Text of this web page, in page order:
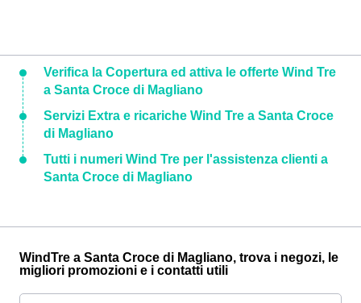
Verifica la Copertura ed attiva le offerte Wind Tre
a Santa Croce di Magliano
Servizi Extra e ricariche Wind Tre a Santa Croce
di Magliano
Tutti i numeri Wind Tre per l'assistenza clienti a
Santa Croce di Magliano
WindTre a Santa Croce di Magliano, trova i negozi, le
migliori promozioni e i contatti utili